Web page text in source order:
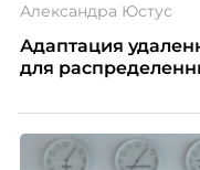
Александра Юстус
Адаптация
для